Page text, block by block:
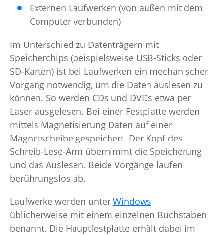
Externen Laufwerken (von außen mit dem
Computer verbunden)
Im Unterschied zu Datenträgern mit
Speicherchips (beispielsweise USB-Sticks oder
SD-Karten) ist bei Laufwerken ein mechanischer
Vorgang notwendig, um die Daten auslesen zu
können. So werden CDs und DVDs etwa per
Laser ausgelesen. Bei einer Festplatte werden
mittels Magnetisierung Daten auf einer
Magnetscheibe gespeichert. Der Kopf des
Schreib-Lese-Arm übernimmt die Speicherung
und das Auslesen. Beide Vorgänge laufen
berührungslos ab.
Laufwerke werden unter Windows
üblicherweise mit einem einzelnen Buchstaben
benannt. Die Hauptfestplatte erhält dabei im